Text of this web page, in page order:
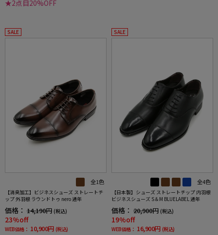
★2点目20%OFF
SALE
全1色
【消臭加工】ビジネスシューズ ストレートチ
ップ 外羽根 ラウンドトゥ nero 通年
価格： 14,190円 (税込)
23%off
WEB価格： 10,900円 (税込)
SALE
全4色
【日本製】シューズ ストレートチップ 内羽根
ビジネスシューズ S＆M BLUELABEL 通年
価格： 20,900円 (税込)
19%off
WEB価格： 16,900円 (税込)